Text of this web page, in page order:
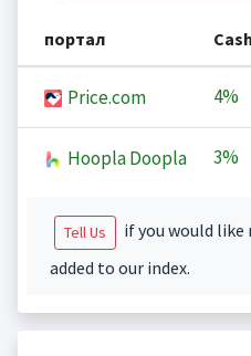
портал
Price.com 4%
Hoopla Doopla 3%
Tell Us
if you would like
added to our index.